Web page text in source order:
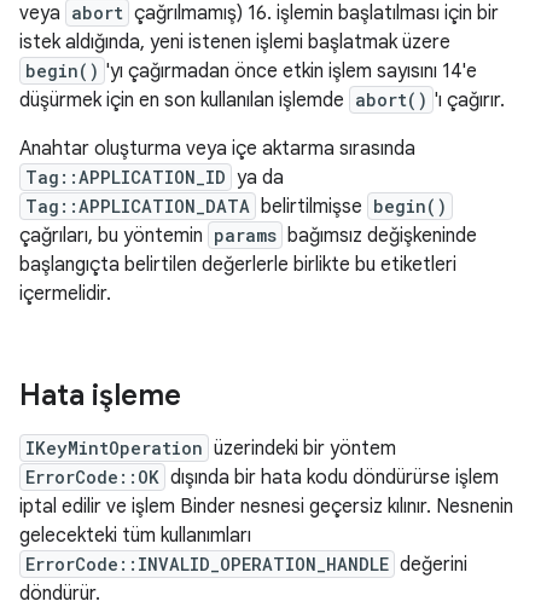
veya abort çağrılmamış) 16. işlemin başlatılması için bir
istek aldığında, yeni istenen işlemi başlatmak üzere
begin() 'yı çağırmadan önce etkin işlem sayısını 14'e
düşürmek için en son kullanılan işlemde abort() 'ı çağırır.
Anahtar oluşturma veya içe aktarma sırasında
Tag::APPLICATION_ID ya da
Tag::APPLICATION_DATA belirtilmişse begin()
çağrıları, bu yöntemin params bağımsız değişkeninde
başlangıçta belirtilen değerlerle birlikte bu etiketleri
içermelidir.
Hata işleme
IKeyMintOperation üzerindeki bir yöntem
ErrorCode::OK dışında bir hata kodu döndürürse işlem
iptal edilir ve işlem Binder nesnesi geçersiz kılınır. Nesnenin
gelecekteki tüm kullanımları
ErrorCode::INVALID_OPERATION_HANDLE değerini
döndürür.